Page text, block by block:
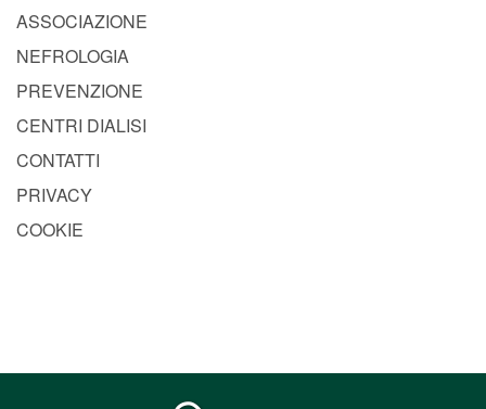
ASSOCIAZIONE
NEFROLOGIA
PREVENZIONE
CENTRI DIALISI
CONTATTI
PRIVACY
COOKIE